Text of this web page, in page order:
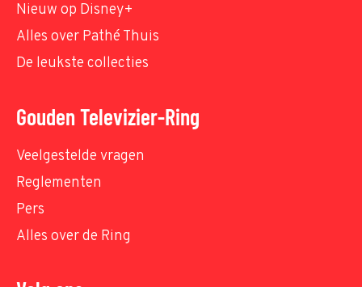
Nieuw op Disney+
Alles over Pathé Thuis
De leukste collecties
Gouden Televizier-Ring
Veelgestelde vragen
Reglementen
Pers
Alles over de Ring